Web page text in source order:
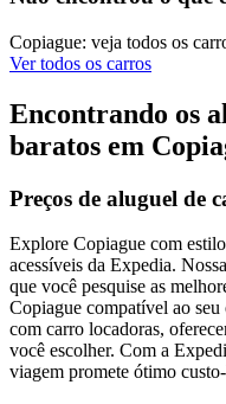
Copiague: veja todos os
Ver todos os carros
Encontrando os
baratos em
Preços de aluguel de
Explore Copiague com
acessíveis da Expedia.
que você pesquise as
Copiague compatível ao
com carro locadoras,
você escolher. Com a
viagem promete ótimo